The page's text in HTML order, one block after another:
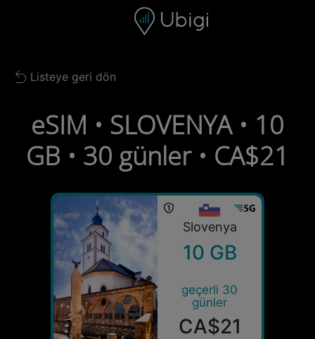
Gezinme çubuğu Alt bilgi
Back to list
Listeye geri dön
eSIM • SLOVENYA • 10
GB • 30 günler • CA$21
Slovenya
10 GB
geçerli 30
günler
CA$21